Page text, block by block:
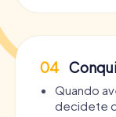
04
Quando
decidete